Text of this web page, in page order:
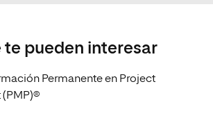
te pueden interesar
Permanente en Project